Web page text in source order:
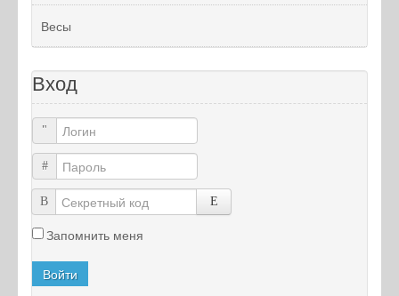
Весы
Вход
Логин
Пароль
Секретный код
Запомнить меня
Войти